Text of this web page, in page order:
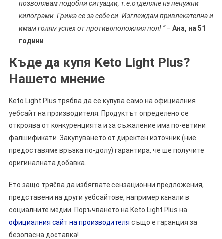
позволявам подобни ситуации, т.е.отделяне на ненужни
килограми. Грижа се за себе си. Изглеждам привлекателна и
имам голям успех от противоположния пол! “ – Ана, на 51
години
Къде да купя Keto Light Plus?
Нашето мнение
Keto Light Plus трябва да се купува само на официалния
уебсайт на производителя. Продуктът определено се
откроява от конкуренцията и за съжаление има по-евтини
фалшификати. Закупуването от директен източник (ние
предоставяме връзка по-долу) гарантира, че ще получите
оригиналната добавка.
Ето защо трябва да избягвате сензационни предложения,
представени на други уебсайтове, например канали в
социалните медии. Поръчването на Keto Light Plus на
официалния сайт на производителя също е гаранция за
безопасна доставка!